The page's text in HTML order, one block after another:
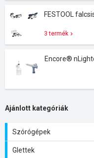
FESTOOL
3 termék
Encore®
Ajánlott kategóriák
Szórógépek
Glettek